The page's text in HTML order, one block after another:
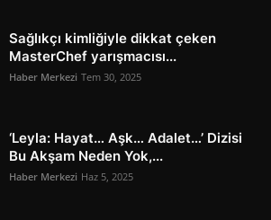
Sağlıkçı kimliğiyle dikkat çeken
MasterChef yarışmacısı...
Haber Merkezi Tem 30, 2025
‘Leyla: Hayat… Aşk… Adalet…’ Dizisi
Bu Akşam Neden Yok,...
Haber Merkezi Haz 5, 2025